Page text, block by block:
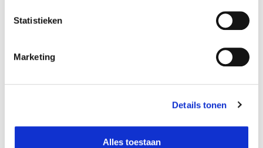
Statistieken
Marketing
Details tonen
Alles toestaan
Disponible dans les magasins